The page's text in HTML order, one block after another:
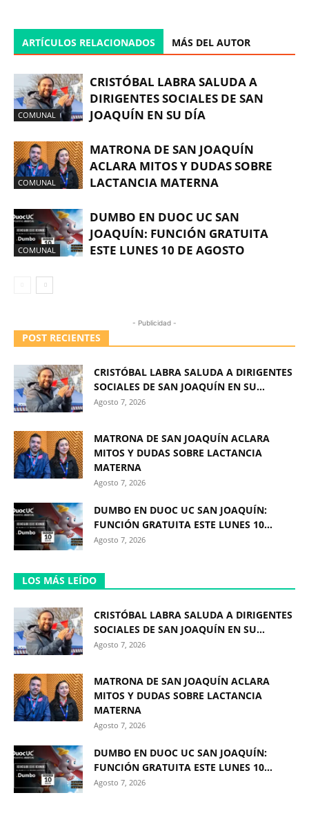
ARTÍCULOS RELACIONADOS MÁS DEL AUTOR
COMUNAL
CRISTÓBAL LABRA SALUDA A
DIRIGENTES SOCIALES DE SAN
JOAQUÍN EN SU DÍA
COMUNAL
MATRONA DE SAN JOAQUÍN
ACLARA MITOS Y DUDAS SOBRE
LACTANCIA MATERNA
COMUNAL
DUMBO EN DUOC UC SAN
JOAQUÍN: FUNCIÓN GRATUITA
ESTE LUNES 10 DE AGOSTO
- Publicidad -
POST RECIENTES
CRISTÓBAL LABRA SALUDA A DIRIGENTES
SOCIALES DE SAN JOAQUÍN EN SU...
Agosto 7, 2026
MATRONA DE SAN JOAQUÍN ACLARA
MITOS Y DUDAS SOBRE LACTANCIA
MATERNA
Agosto 7, 2026
DUMBO EN DUOC UC SAN JOAQUÍN:
FUNCIÓN GRATUITA ESTE LUNES 10...
Agosto 7, 2026
LOS MÁS LEÍDO
CRISTÓBAL LABRA SALUDA A DIRIGENTES
SOCIALES DE SAN JOAQUÍN EN SU...
Agosto 7, 2026
MATRONA DE SAN JOAQUÍN ACLARA
MITOS Y DUDAS SOBRE LACTANCIA
MATERNA
Agosto 7, 2026
DUMBO EN DUOC UC SAN JOAQUÍN:
FUNCIÓN GRATUITA ESTE LUNES 10...
Agosto 7, 2026